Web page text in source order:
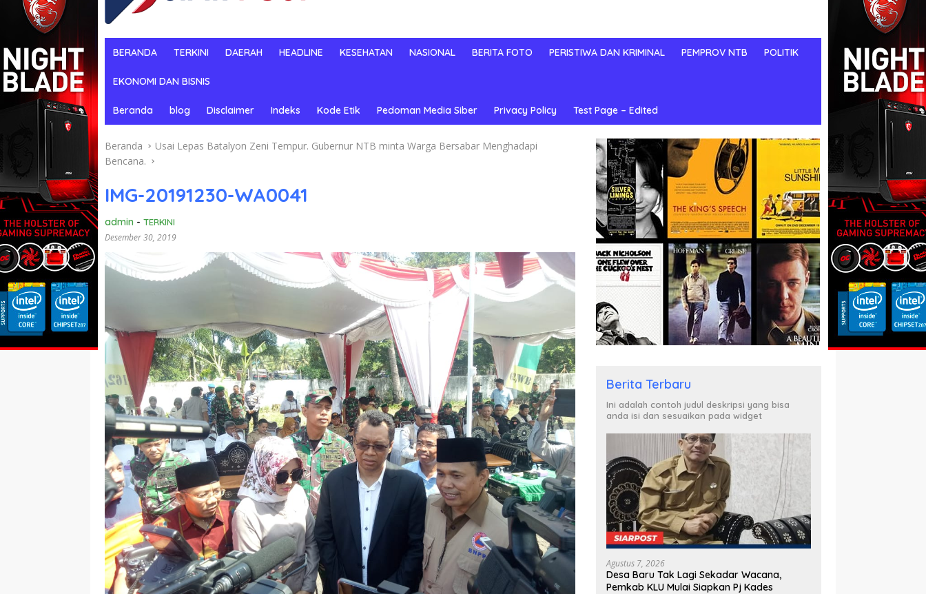
BERANDA TERKINI DAERAH HEADLINE KESEHATAN NASIONAL BERITA FOTO PERISTIWA DAN KRIMINAL PEMPROV NTB POLITIK
EKONOMI DAN BISNIS
Beranda blog Disclaimer Indeks Kode Etik Pedoman Media Siber Privacy Policy Test Page – Edited
Beranda
Usai Lepas Batalyon Zeni Tempur. Gubernur NTB minta Warga Bersabar Menghadapi
Bencana.
IMG-20191230-WA0041
admin - TERKINI
Desember 30, 2019
Berita Terbaru
Ini adalah contoh judul deskripsi yang bisa
anda isi dan sesuaikan pada widget
Agustus 7, 2026
Desa Baru Tak Lagi Sekadar Wacana,
Pemkab KLU Mulai Siapkan Pj Kades